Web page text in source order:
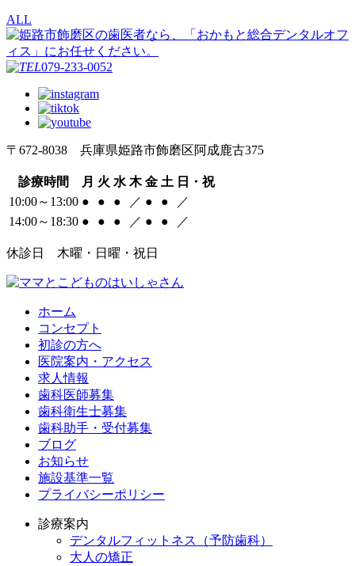
ALL
079-233-0052
〒672-8038 兵庫県姫路市飾磨区阿成鹿古375
診療時間 月 火 水 木 金 土 日・祝
10:00～13:00 ● ● ● ／ ● ●
／
14:00～18:30 ● ● ● ／ ● ● ／
休診日 木曜・日曜・祝日
ホーム
コンセプト
初診の方へ
医院案内・アクセス
求人情報
歯科医師募集
歯科衛生士募集
歯科助手・受付募集
ブログ
お知らせ
施設基準一覧
プライバシーポリシー
診療案内
デンタルフィットネス
（予防歯科）
大人の矯正